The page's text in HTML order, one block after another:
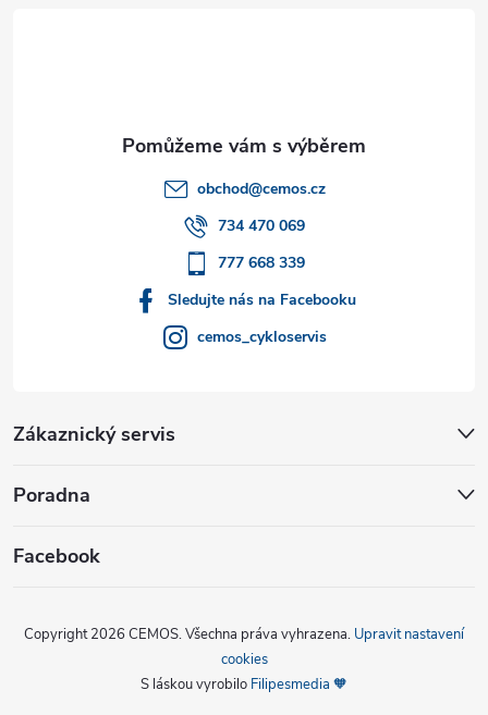
obchod@cemos.cz
734 470 069
777 668 339
Sledujte nás na Facebooku
cemos_cykloservis
Zákaznický servis
Poradna
Facebook
Copyright 2026 CEMOS. Všechna práva vyhrazena. Upravit nastavení
cookies
S láskou vyrobilo Filipesmedia 🧡